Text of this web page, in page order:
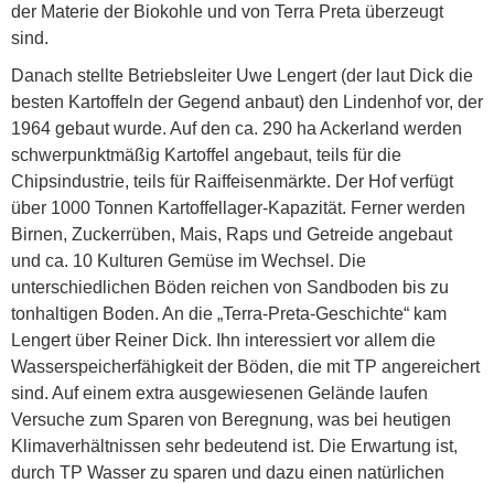
der Materie der Biokohle und von Terra Preta überzeugt
sind.
Danach stellte Betriebsleiter Uwe Lengert (der laut Dick die
besten Kartoffeln der Gegend anbaut) den Lindenhof vor, der
1964 gebaut wurde. Auf den ca. 290 ha Ackerland werden
schwerpunktmäßig Kartoffel angebaut, teils für die
Chipsindustrie, teils für Raiffeisenmärkte. Der Hof verfügt
über 1000 Tonnen Kartoffellager-Kapazität. Ferner werden
Birnen, Zuckerrüben, Mais, Raps und Getreide angebaut
und ca. 10 Kulturen Gemüse im Wechsel. Die
unterschiedlichen Böden reichen von Sandboden bis zu
tonhaltigen Boden. An die „Terra-Preta-Geschichte“ kam
Lengert über Reiner Dick. Ihn interessiert vor allem die
Wasserspeicherfähigkeit der Böden, die mit TP angereichert
sind. Auf einem extra ausgewiesenen Gelände laufen
Versuche zum Sparen von Beregnung, was bei heutigen
Klimaverhältnissen sehr bedeutend ist. Die Erwartung ist,
durch TP Wasser zu sparen und dazu einen natürlichen